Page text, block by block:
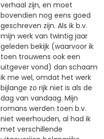
verhaal zijn, en moet
bovendien nog eens goed
geschreven zijn. Als ik b.v.
mijn werk van twintig jaar
geleden bekijk (waarvoor ik
toen trouwens ook een
uitgever vond) dan schaam
ik me wel, omdat het werk
bijlange zo rijk niet is als de
dag van vandaag. Mijn
romans werden toen b.v.
niet weerhouden, al had ik
met verschillende